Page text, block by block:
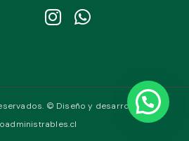
© Diseño y desarrollo por